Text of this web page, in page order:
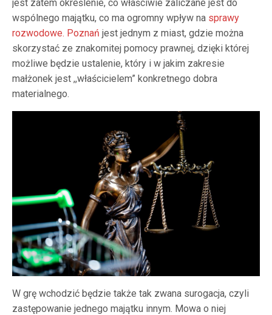
jest zatem określenie, co właściwie zaliczane jest do
wspólnego majątku, co ma ogromny wpływ na sprawy
rozwodowe. Poznań jest jednym z miast, gdzie można
skorzystać ze znakomitej pomocy prawnej, dzięki której
możliwe będzie ustalenie, który i w jakim zakresie
małżonek jest ,,właścicielem” konkretnego dobra
materialnego.
W grę wchodzić będzie także tak zwana surogacja, czyli
zastępowanie jednego majątku innym. Mowa o niej